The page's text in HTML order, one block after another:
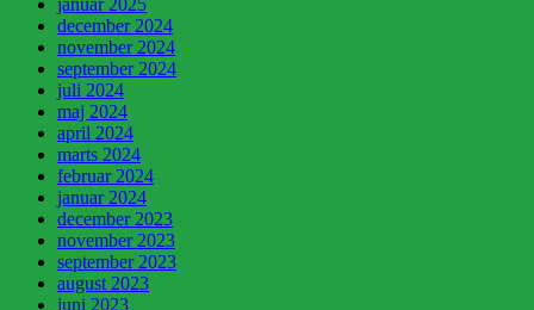
december 2024
november 2024
september 2024
juli 2024
maj 2024
april 2024
marts 2024
februar 2024
januar 2024
december 2023
november 2023
september 2023
august 2023
juni 2023